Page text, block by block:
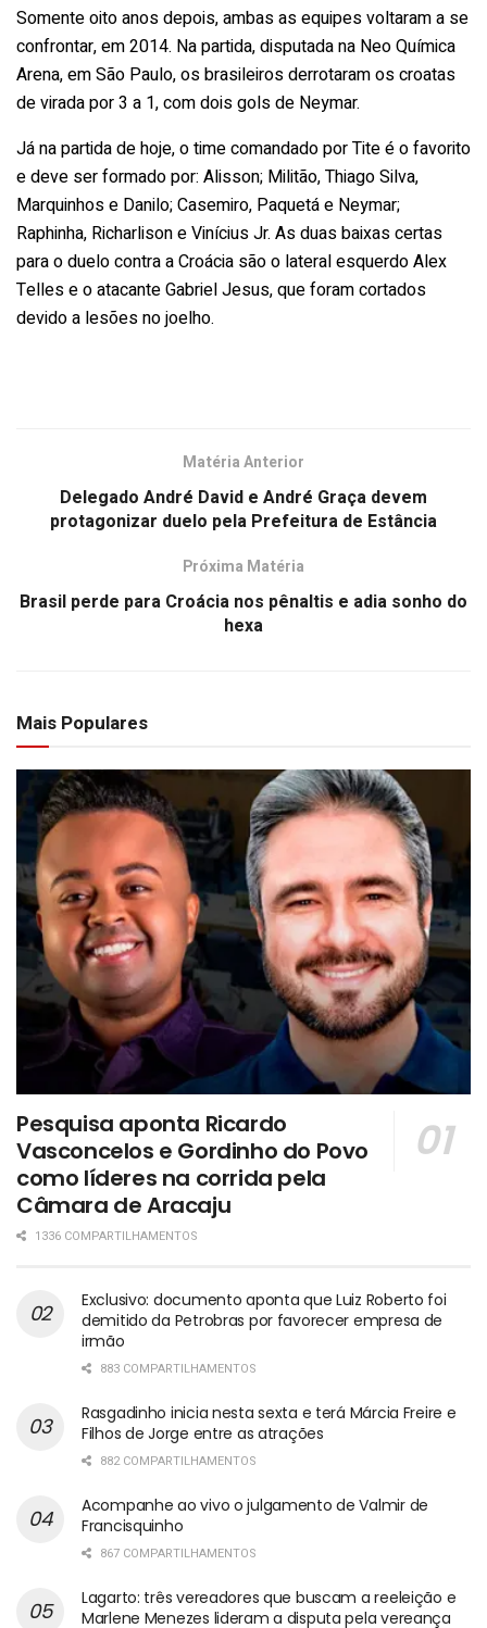
Somente oito anos depois, ambas as equipes voltaram a se
confrontar, em 2014. Na partida, disputada na Neo Química
Arena, em São Paulo, os brasileiros derrotaram os croatas
de virada por 3 a 1, com dois gols de Neymar.
Já na partida de hoje, o time comandado por Tite é o favorito
e deve ser formado por: Alisson; Militão, Thiago Silva,
Marquinhos e Danilo; Casemiro, Paquetá e Neymar;
Raphinha, Richarlison e Vinícius Jr. As duas baixas certas
para o duelo contra a Croácia são o lateral esquerdo Alex
Telles e o atacante Gabriel Jesus, que foram cortados
devido a lesões no joelho.
Matéria Anterior
Delegado André David e André Graça devem
protagonizar duelo pela Prefeitura de Estância
Próxima Matéria
Brasil perde para Croácia nos pênaltis e adia sonho do
hexa
Mais Populares
Pesquisa aponta Ricardo
Vasconcelos e Gordinho do Povo
como líderes na corrida pela
Câmara de Aracaju
1336 COMPARTILHAMENTOS
Exclusivo: documento aponta que Luiz Roberto foi
demitido da Petrobras por favorecer empresa de
irmão
883 COMPARTILHAMENTOS
Rasgadinho inicia nesta sexta e terá Márcia Freire e
Filhos de Jorge entre as atrações
882 COMPARTILHAMENTOS
Acompanhe ao vivo o julgamento de Valmir de
Francisquinho
867 COMPARTILHAMENTOS
Lagarto: três vereadores que buscam a reeleição e
Marlene Menezes lideram a disputa pela vereança